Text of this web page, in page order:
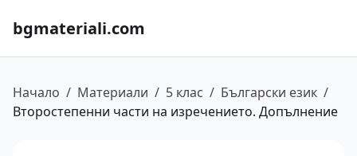
bgmateriali.com
Начало / Материали / 5 клас / Български език /
Второстепенни части на изречението. Допълнение